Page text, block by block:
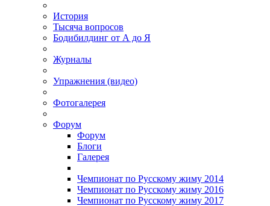
История
Тысяча вопросов
Бодибилдинг от А до Я
Журналы
Упражнения (видео)
Фотогалерея
Форум
Форум
Блоги
Галерея
Чемпионат по Русскому жиму 2014
Чемпионат по Русскому жиму 2016
Чемпионат по Русскому жиму 2017